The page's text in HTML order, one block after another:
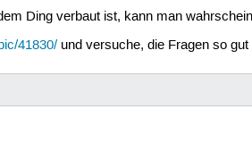
Ding verbaut ist, kann man
41830/und versuche, die Fragen so gut